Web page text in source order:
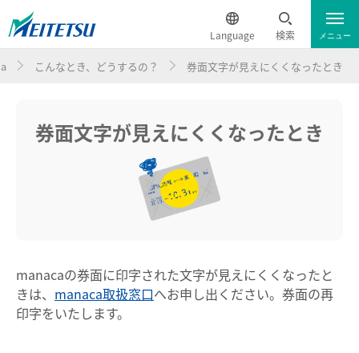
Language 検索
運行情報 遅延証明書
電車のご利用案内
電車のご利用案内トップ
特別車チケットレスサービス
簡体中文
繁体中文
한국어
メニュー
こんなとき、どうするの？ 券面文字が見えにくくなったとき
券面文字が見えにくくなったとき
manacaの券面に印字された文字が見えにくくなったと
きは、 manaca取扱窓口へお申し出ください。券面の再
印字をいたします。